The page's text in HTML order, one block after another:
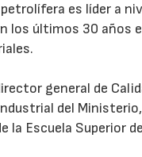
es líder a
los últimos 30
general de
del
la Escuela